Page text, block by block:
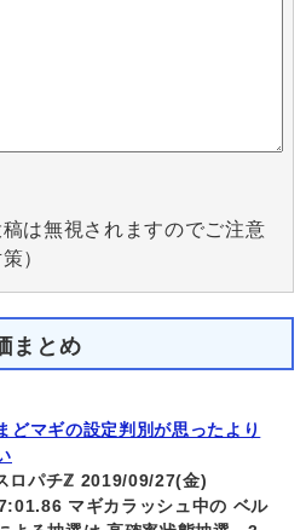
は無視されますのでご注意
）
まとめ
どマギの設定判別が思ったより
ロパチℤ 2019/09/27(金)
マギカラッシュ中の ベル